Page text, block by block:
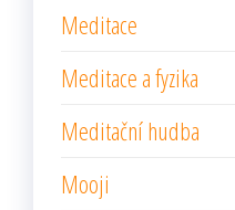
Meditace
Meditace a fyzika
Meditační hudba
Mooji